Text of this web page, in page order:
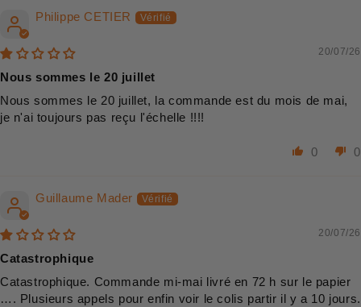
Philippe CETIER
20/07/26
Nous sommes le 20 juillet
Nous sommes le 20 juillet, la commande est du mois de mai,
je n'ai toujours pas reçu l'échelle !!!!
0 0
Guillaume Mader
20/07/26
Catastrophique
Catastrophique. Commande mi-mai livré en 72 h sur le papier
…. Plusieurs appels pour enfin voir le colis partir il y a 10 jours.